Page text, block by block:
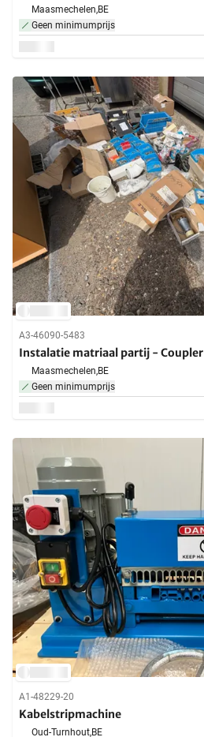
Maasmechelen,BE
Geen minimumprijs
A3-46090-5483
Instalatie matriaal partij - Coupler
Maasmechelen,BE
Geen minimumprijs
A1-48229-20
Kabelstripmachine
Oud-Turnhout,BE